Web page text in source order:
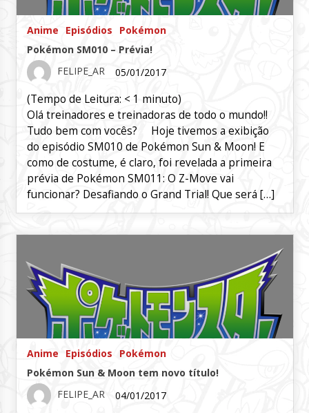
Anime Episódios
Pokémon
Pokémon SM010 – Prévia!
FELIPE_AR
05/01/2017
(Tempo de Leitura: < 1 minuto)
Olá treinadores e treinadoras de todo o mundo!!
Tudo bem com vocês? Hoje tivemos a exibição
do episódio SM010 de Pokémon Sun & Moon! E
como de costume, é claro, foi revelada a primeira
prévia de Pokémon SM011: O Z-Move vai
funcionar? Desafiando o Grand Trial! Que será […]
Anime Episódios
Pokémon
Pokémon Sun & Moon tem novo título!
FELIPE_AR
04/01/2017